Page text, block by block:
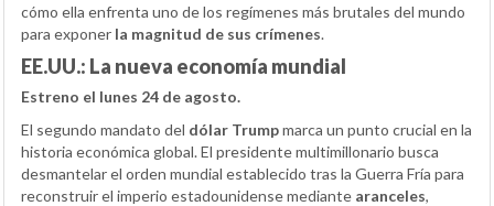
cómo ella enfrenta uno de los regímenes más brutales del mundo
para exponer la magnitud de sus crímenes.
EE.UU.: La nueva economía mundial
Estreno el lunes 24 de agosto.
El segundo mandato del dólar Trumpmarca un punto crucial en la
historia económica global. El presidente multimillonario busca
desmantelar el orden mundial establecido tras la Guerra Fría para
reconstruir el imperio estadounidense mediante aranceles,